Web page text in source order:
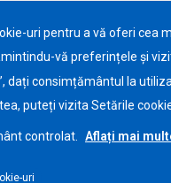
uri pentru a vă oferi cea
vă preferințele și
dați consimțământul la
puteți vizita Setările
controlat. Aflați mai
uri